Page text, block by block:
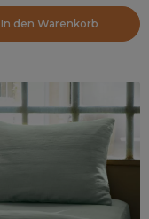
In den Warenkorb